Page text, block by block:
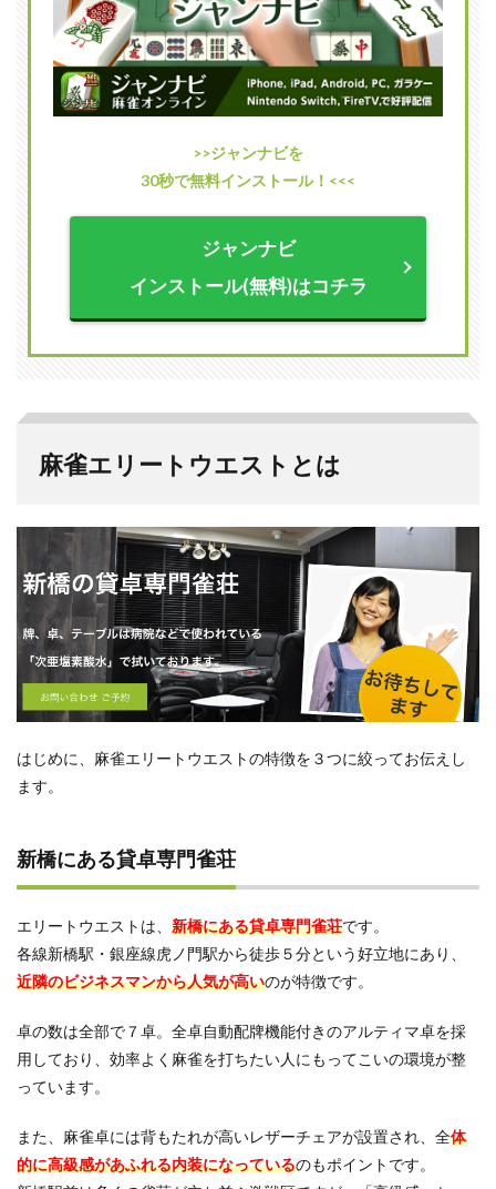
ート
スト
の店
舗情
2.2
ート
の評
3.1
雀を
打て
るの
が良
い
3.2
サー
ビス
が行
いた
3.3
飲食
しや
環境
トイ
作り
がや
や残
念
麻雀
エリ
>>ジャンナビを
30秒で無料インストール！<<<
ジャンナビ
インストール(無料)はコチラ
麻雀エリートウエストとは
はじめに、麻雀エリートウエストの特徴を３つに絞ってお伝えし
ます。
新橋にある貸卓専門雀荘
エリートウエストは、 新橋にある貸卓専門雀荘です。
各線新橋駅・銀座線虎ノ門駅から徒歩５分という好立地にあり、
近隣のビジネスマンから人気が高いのが特徴です。
卓の数は全部で７卓。全卓自動配牌機能付きのアルティマ卓を採
用しており、効率よく麻雀を打ちたい人にもってこいの環境が整
っています。
また、麻雀卓には背もたれが高いレザーチェアが設置され、全体
的に高級感があふれる内装になっているのもポイントです。